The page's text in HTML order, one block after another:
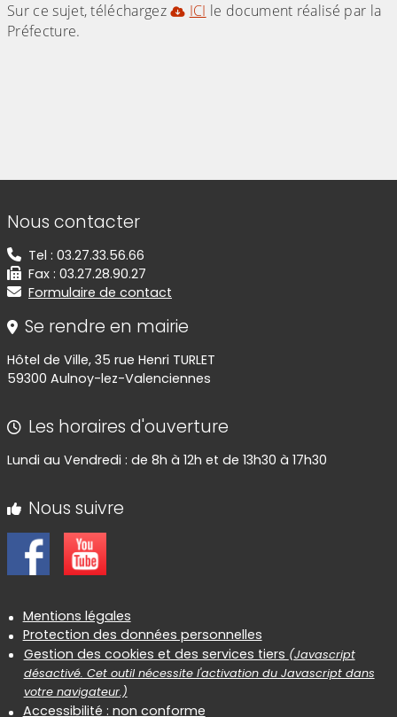
Sur ce sujet, téléchargez ICI le document réalisé par la
Préfecture.
Informations de contact
Nous contacter
Tel : 03.27.33.56.66
Fax : 03.27.28.90.27
Formulaire de contact
Se rendre en mairie
Hôtel de Ville, 35 rue Henri TURLET
59300 Aulnoy-lez-Valenciennes
Les horaires d'ouverture
Lundi au Vendredi : de 8h à 12h et de 13h30 à 17h30
Nous suivre
Informations réglementaires
Mentions légales
Protection des données personnelles
Gestion des cookies et des services tiers (Javascript
désactivé. Cet outil nécessite l'activation du Javascript dans
votre navigateur.)
Accessibilité : non conforme